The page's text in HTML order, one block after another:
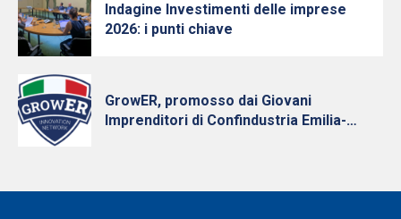
Indagine Investimenti delle imprese
2026: i punti chiave
GrowER, promosso dai Giovani
Imprenditori di Confindustria Emilia-